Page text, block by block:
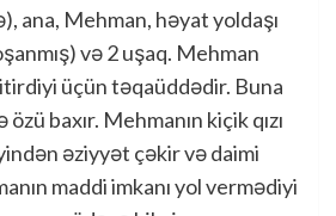
ana, Mehman, həyat yoldaşı
və 2 uşaq. Mehman
üçün təqaüddədir. Buna
baxır. Mehmanın kiçik qızı
əziyyət çəkir və daimi
maddi imkanı yol vermədiyi